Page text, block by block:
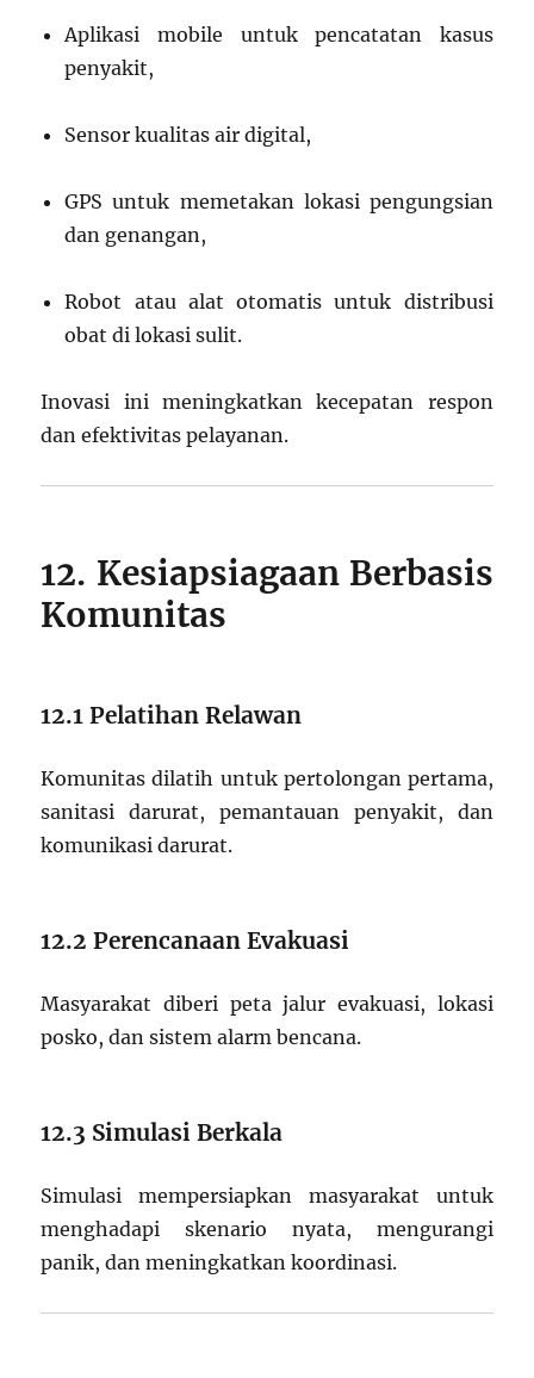
Aplikasi mobile untuk pencatatan kasus
penyakit,
Sensor kualitas air digital,
GPS untuk memetakan lokasi pengungsian
dan genangan,
Robot atau alat otomatis untuk distribusi
obat di lokasi sulit.
Inovasi ini meningkatkan kecepatan respon
dan efektivitas pelayanan.
12. Kesiapsiagaan Berbasis
Komunitas
12.1 Pelatihan Relawan
Komunitas dilatih untuk pertolongan pertama,
sanitasi darurat, pemantauan penyakit, dan
komunikasi darurat.
12.2 Perencanaan Evakuasi
Masyarakat diberi peta jalur evakuasi, lokasi
posko, dan sistem alarm bencana.
12.3 Simulasi Berkala
Simulasi mempersiapkan masyarakat untuk
menghadapi skenario nyata, mengurangi
panik, dan meningkatkan koordinasi.